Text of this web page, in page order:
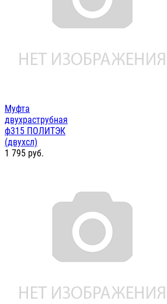
Муфта
двухраструбная
ф315 ПОЛИТЭК
(двухсл)
1 795 руб.